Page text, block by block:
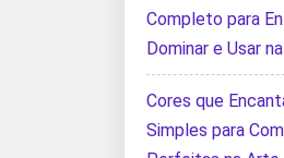
Completo para
Dominar e Usar
Cores que
Simples para